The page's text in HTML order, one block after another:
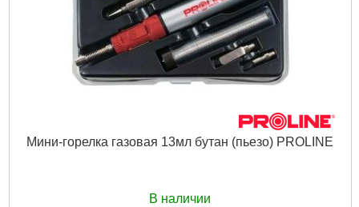
Мини-горелка газовая 13мл бутан (пьезо) PROLINE
В наличии